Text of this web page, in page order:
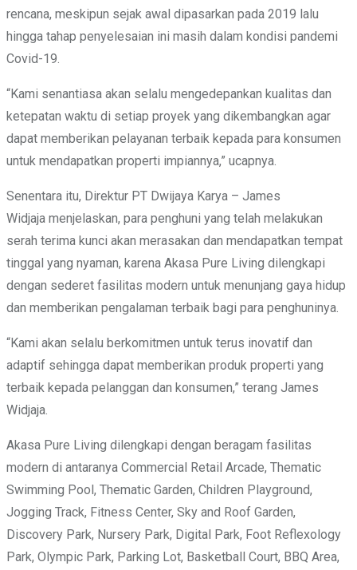
rencana, meskipun sejak awal dipasarkan pada 2019 lalu
hingga tahap penyelesaian ini masih dalam kondisi pandemi
Covid-19.
“Kami senantiasa akan selalu mengedepankan kualitas dan
ketepatan waktu di setiap proyek yang dikembangkan agar
dapat memberikan pelayanan terbaik kepada para konsumen
untuk mendapatkan properti impiannya,” ucapnya.
Senentara itu, Direktur PT Dwijaya Karya – James
Widjaja menjelaskan, para penghuni yang telah melakukan
serah terima kunci akan merasakan dan mendapatkan tempat
tinggal yang nyaman, karena Akasa Pure Living dilengkapi
dengan sederet fasilitas modern untuk menunjang gaya hidup
dan memberikan pengalaman terbaik bagi para penghuninya.
“Kami akan selalu berkomitmen untuk terus inovatif dan
adaptif sehingga dapat memberikan produk properti yang
terbaik kepada pelanggan dan konsumen,” terang James
Widjaja.
Akasa Pure Living dilengkapi dengan beragam fasilitas
modern di antaranya Commercial Retail Arcade, Thematic
Swimming Pool, Thematic Garden, Children Playground,
Jogging Track, Fitness Center, Sky and Roof Garden,
Discovery Park, Nursery Park, Digital Park, Foot Reflexology
Park, Olympic Park, Parking Lot, Basketball Court, BBQ Area,